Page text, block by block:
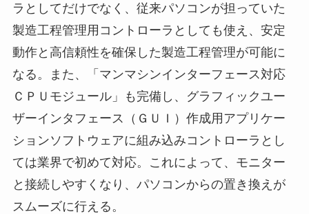
ラとしてだけでなく、従来パソコンが担っていた
製造工程管理用コントローラとしても使え、安定
動作と高信頼性を確保した製造工程管理が可能に
なる。また、「マンマシンインターフェース対応
ＣＰＵモジュール」も完備し、グラフィックユー
ザーインタフェース（ＧＵＩ）作成用アプリケー
ションソフトウェアに組み込みコントローラとし
ては業界で初めて対応。これによって、モニター
と接続しやすくなり、パソコンからの置き換えが
スムーズに行える。